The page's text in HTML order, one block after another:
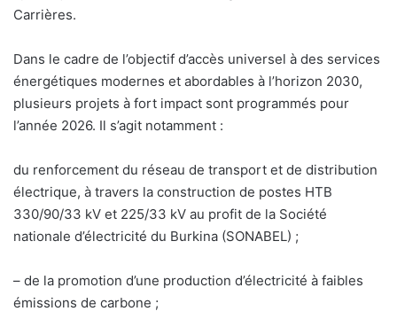
Carrières.
Dans le cadre de l’objectif d’accès universel à des services
énergétiques modernes et abordables à l’horizon 2030,
plusieurs projets à fort impact sont programmés pour
l’année 2026. Il s’agit notamment :
du renforcement du réseau de transport et de distribution
électrique, à travers la construction de postes HTB
330/90/33 kV et 225/33 kV au profit de la Société
nationale d’électricité du Burkina (SONABEL) ;
– de la promotion d’une production d’électricité à faibles
émissions de carbone ;